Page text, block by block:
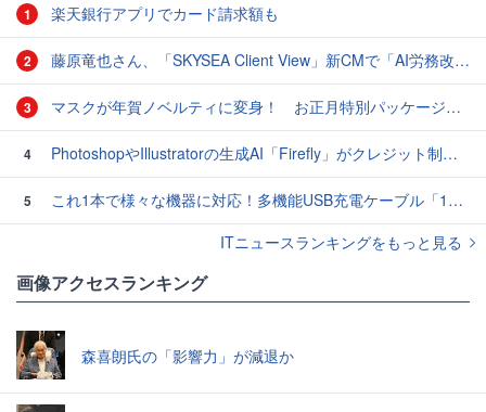
1 楽天銀行アプリでカード請求額も
2 藤原竜也さん、「SKYSEA Client View」新CMで「AI労務改善」をアピール 働き方をAIが分析したら「すぐに休んで」と言われる？
3 マスクが年賀ノベルティに変身！ お正月特別パッケージの注文受付開始
4 PhotoshopやIllustratorの生成AI「Firefly」がクレジット制を導入し有料プランでも画像生成枚数が制限されるように
5
これ1本で様々な機器に対応！多機能USB充電ケーブル「10in1オクトパスケーブル」【カリスマ店長の一押し】
ITニュースランキングをもっと見る
画像アクセスランキング
森喜朗氏の「影響力」が減退か